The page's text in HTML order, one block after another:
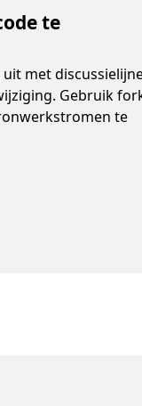
te
met
Gebruik
te